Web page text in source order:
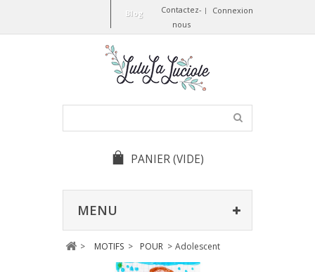
Connexion
Contactez-
nous
Blog
PANIER(VIDE)
MENU
> MOTIFS > POUR > Adolescent